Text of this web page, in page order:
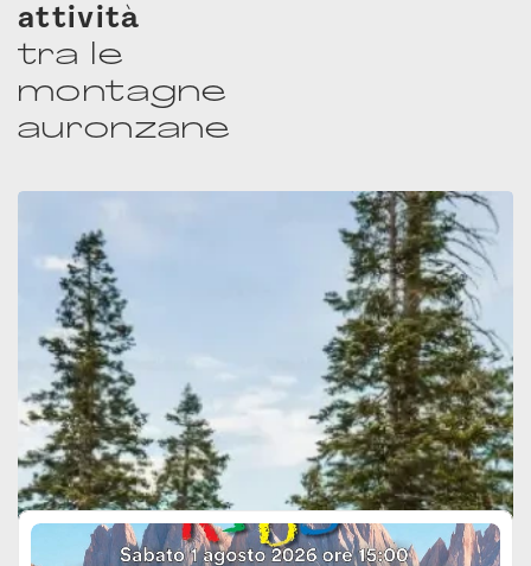
attività
tra le
montagne
auronzane
Ultime notizie